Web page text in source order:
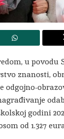
u povodu
znanosti,
odgojno-
godini
od 1.327